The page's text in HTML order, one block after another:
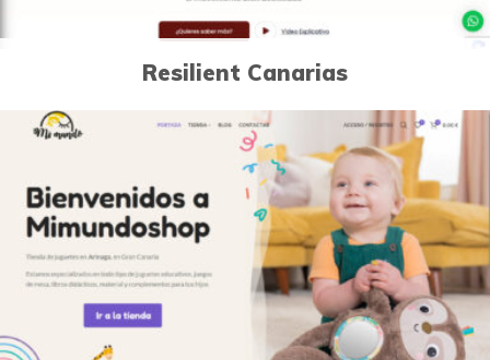
Resilient Canarias
Páginas Web